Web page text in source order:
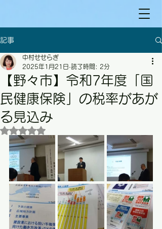
記事
【野々市】令和7年度「国
民健康保険」の税率があが
る見込み
中村せせらぎ
2025年1月21日 読了時間: 2分
5つ星のうちNaNと評価されています。